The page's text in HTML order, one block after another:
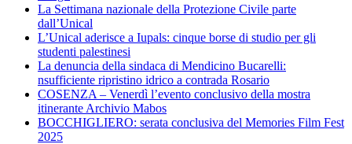
La Settimana nazionale della Protezione Civile parte
dall’Unical
L’Unical aderisce a Iupals: cinque borse di studio per gli
studenti palestinesi
La denuncia della sindaca di Mendicino Bucarelli:
nsufficiente ripristino idrico a contrada Rosario
COSENZA – Venerdì l’evento conclusivo della mostra
itinerante Archivio Mabos
BOCCHIGLIERO: serata conclusiva del Memories Film Fest
2025